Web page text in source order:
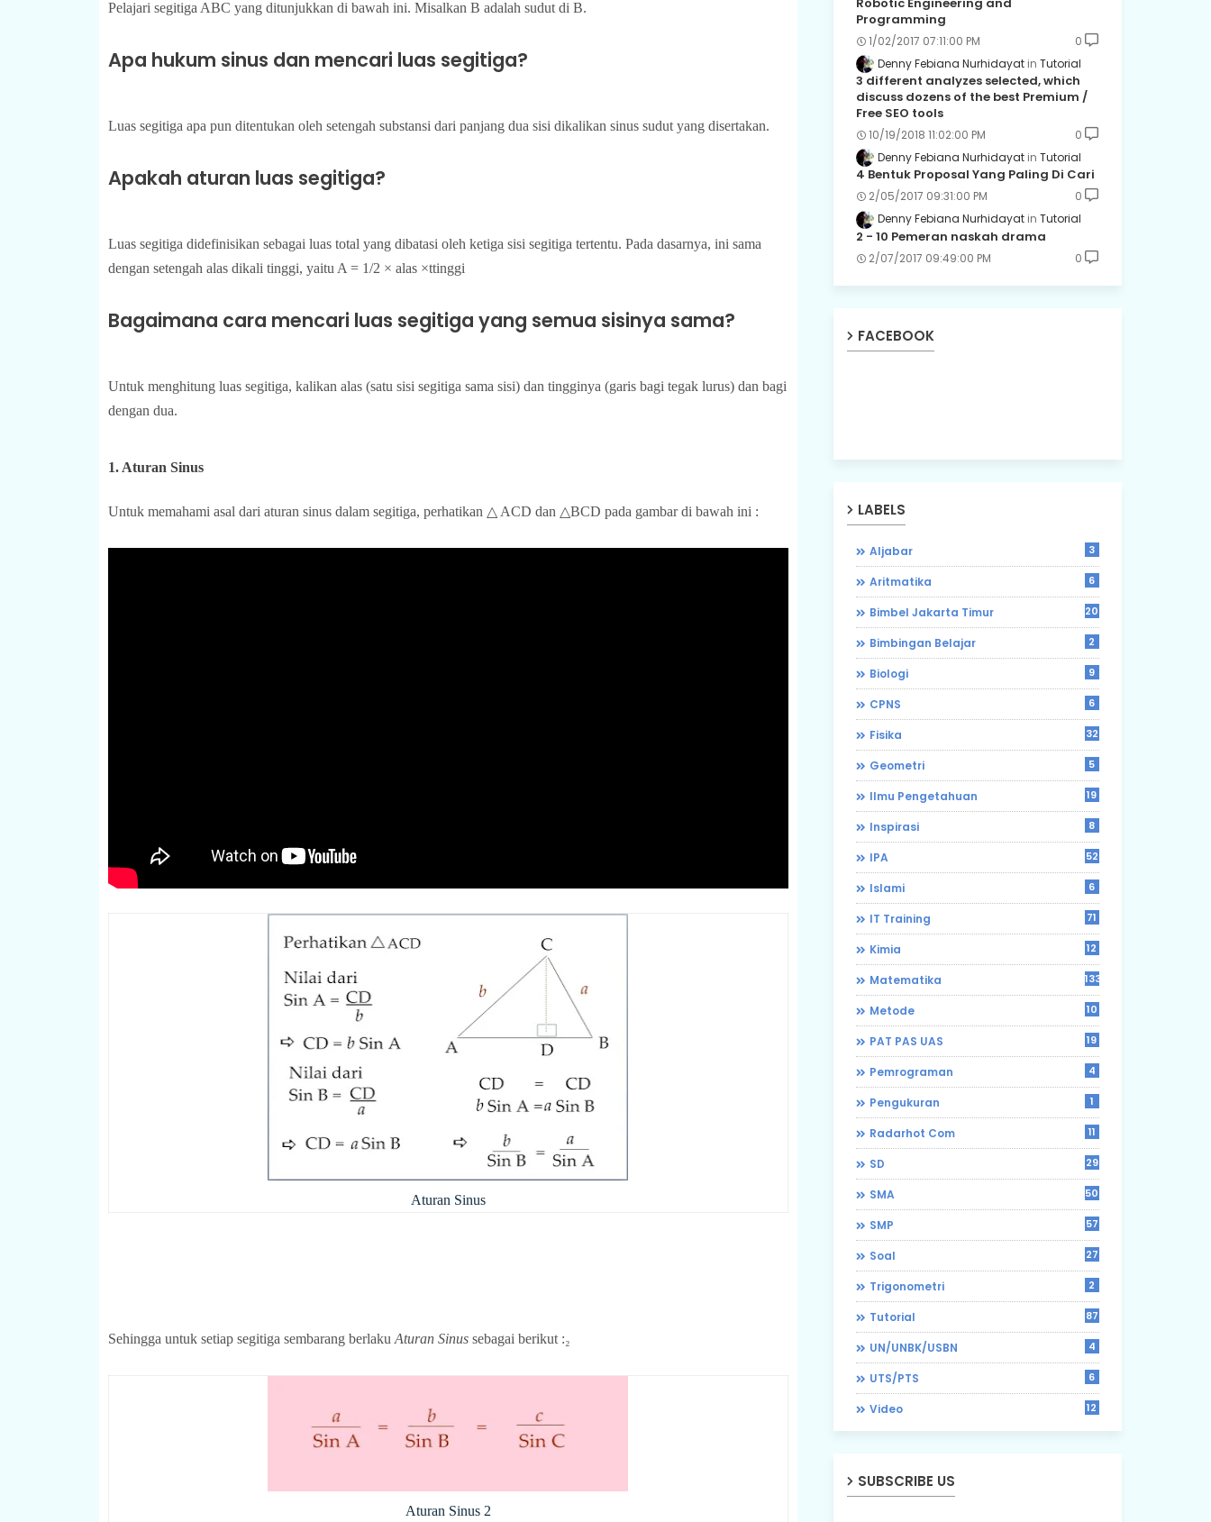
Pelajari segitiga ABC yang ditunjukkan di bawah ini. Misalkan B adalah sudut di B.
Apa hukum sinus dan mencari luas segitiga?
Luas segitiga apa pun ditentukan oleh setengah substansi dari panjang dua sisi dikalikan sinus sudut yang disertakan.
Apakah aturan luas segitiga?
Luas segitiga didefinisikan sebagai luas total yang dibatasi oleh ketiga sisi segitiga tertentu. Pada dasarnya, ini sama
dengan setengah alas dikali tinggi, yaitu A = 1/2 × alas ×ttinggi
Bagaimana cara mencari luas segitiga yang semua sisinya sama?
Untuk menghitung luas segitiga, kalikan alas (satu sisi segitiga sama sisi) dan tingginya (garis bagi tegak lurus) dan bagi
dengan dua.
1. Aturan Sinus
Untuk memahami asal dari aturan sinus dalam segitiga, perhatikan △ ACD dan △BCD pada gambar di bawah ini :
Aturan Sinus
Sehingga untuk setiap segitiga sembarang berlaku Aturan Sinus sebagai berikut :₂
Aturan Sinus 2
Programming
1/02/2017 07:11:00 PM
0
Denny Febiana Nurhidayat
Tutorial
3 different analyzes selected, which
discuss dozens of the best Premium /
Free SEO tools
10/19/2018 11:02:00 PM
0
Denny Febiana Nurhidayat
Tutorial
4 Bentuk Proposal Yang Paling Di Cari
2/05/2017 09:31:00 PM
0
Denny Febiana Nurhidayat
Tutorial
2 - 10 Pemeran naskah drama
2/07/2017 09:49:00 PM 0
FACEBOOK
LABELS
Aljabar 3
Aritmatika 6
Bimbel Jakarta Timur 203
Bimbingan Belajar 2
Biologi 9
CPNS 6
Fisika 32
Geometri 5
Ilmu Pengetahuan 19
Inspirasi 8
IPA 52
Islami 6
IT Training 71
Kimia 12
Matematika 133
Metode 10
PAT PAS UAS 19
Pemrograman 4
Pengukuran 1
Radarhot Com 11
SD 29
SMA 50
SMP 57
Soal 27
Trigonometri 2
Tutorial 87
UN/UNBK/USBN 4
UTS/PTS 6
Video 12
SUBSCRIBE US